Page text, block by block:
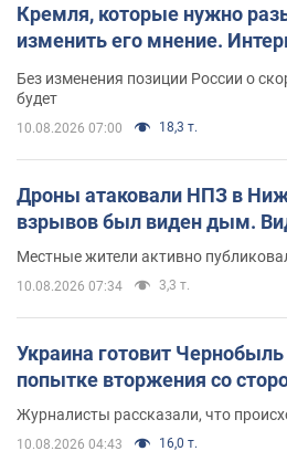
Кремля, которые нужно
изменить его мнение.
Без изменения позиции России о
будет
10.08.2026 07:00 18,3 т.
Дроны атаковали НПЗ в
взрывов был виден дым.
Местные жители активно
10.08.2026 07:34 3,3 т.
Украина готовит
попытке вторжения со
Журналисты рассказали, что
10.08.2026 04:43 16,0 т.